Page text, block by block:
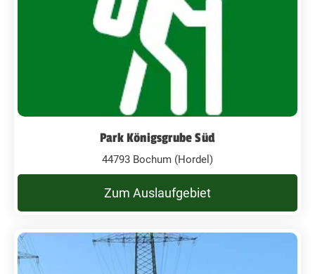
Park Königsgrube Süd
44793 Bochum (Hordel)
Zum Auslaufgebiet